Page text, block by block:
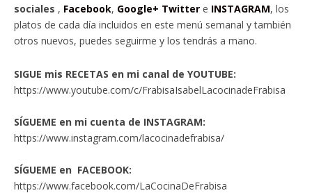
sociales , Facebook, Google+ Twitter e INSTAGRAM, los
platos de cada día incluidos en este menú semanal y también
otros nuevos, puedes seguirme y los tendrás a mano.
SIGUE mis RECETAS en mi canal de YOUTUBE:
https://www.youtube.com/c/FrabisaIsabelLacocinadeFrabisa
SÍGUEME en mi cuenta de INSTAGRAM:
https://www.instagram.com/lacocinadefrabisa/
SÍGUEME en FACEBOOK:
https://www.facebook.com/LaCocinaDeFrabisa